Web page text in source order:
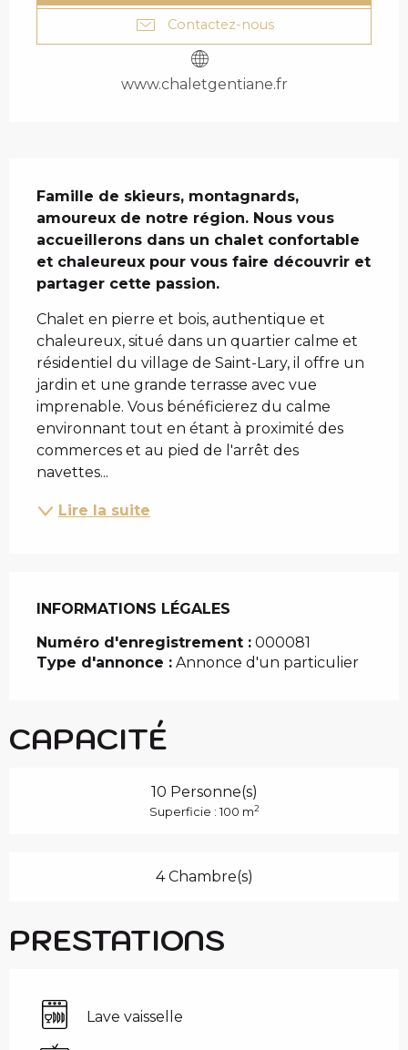
Contactez-nous
www.chaletgentiane.fr
Famille de skieurs, montagnards,
amoureux de notre région. Nous vous
accueillerons dans un chalet confortable
et chaleureux pour vous faire découvrir et
partager cette passion.
Chalet en pierre et bois, authentique et
chaleureux, situé dans un quartier calme et
résidentiel du village de Saint-Lary, il offre un
jardin et une grande terrasse avec vue
imprenable. Vous bénéficierez du calme
environnant tout en étant à proximité des
commerces et au pied de l'arrêt des
navettes...
Lire la suite
INFORMATIONS LÉGALES
INFORMATIONS LÉGALES
Numéro d'enregistrement : 000081
Type d'annonce : Annonce d'un particulier
CAPACITÉ
10 Personne(s)
Superficie : 100 m2
4 Chambre(s)
PRESTATIONS
Lave vaisselle